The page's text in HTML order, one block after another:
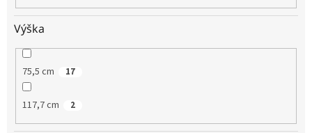
Výška
75,5 cm 17
117,7 cm 2